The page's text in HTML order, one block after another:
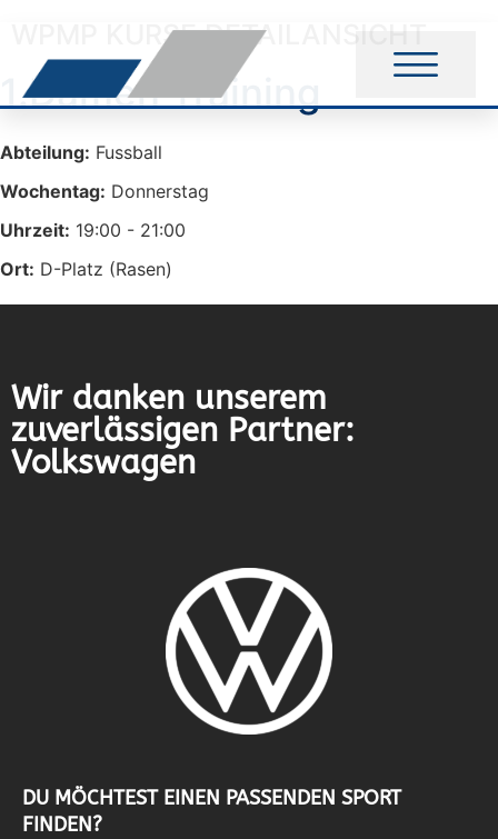
WPMP KURSE DETAILANSICHT
1.Damen Training
Abteilung: Fussball
Wochentag: Donnerstag
Uhrzeit: 19:00 - 21:00
Ort: D-Platz (Rasen)
Wir danken unserem
zuverlässigen Partner:
Volkswagen
DU MÖCHTEST EINEN PASSENDEN SPORT
FINDEN?